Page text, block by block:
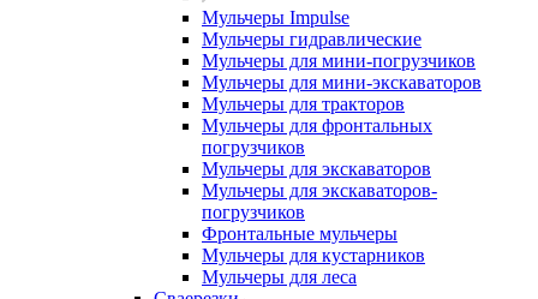
Мульчеры Impulse
Мульчеры гидравлические
Мульчеры для мини-погрузчиков
Мульчеры для мини-экскаваторов
Мульчеры для тракторов
Мульчеры для фронтальных
погрузчиков
Мульчеры для экскаваторов
Мульчеры для экскаваторов-
погрузчиков
Фронтальные мульчеры
Мульчеры для кустарников
Мульчеры для леса